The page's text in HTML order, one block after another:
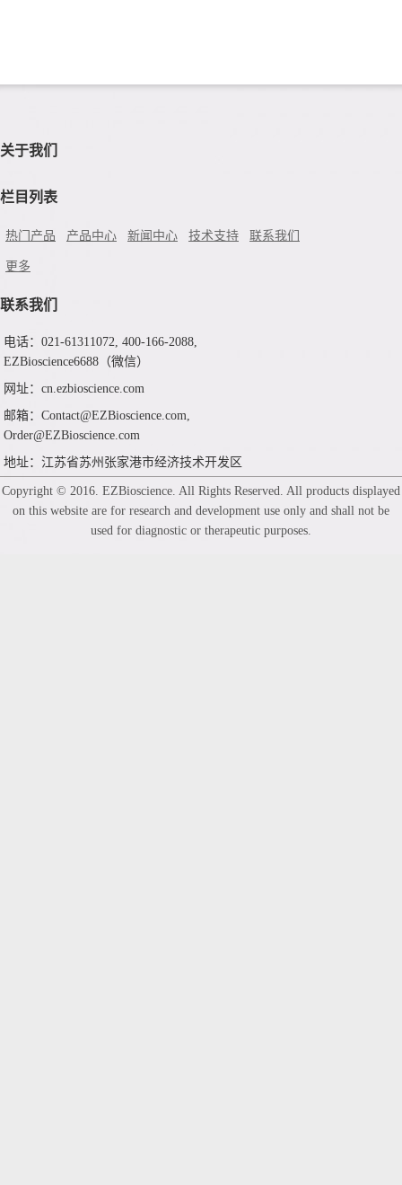
关于我们
栏目列表
热门产品 产品中心 新闻中心 技术支持 联系我们
更多
联系我们
电话：021-61311072, 400-166-2088,
EZBioscience6688（微信）
网址：cn.ezbioscience.com
邮箱：Contact@EZBioscience.com,
Order@EZBioscience.com
地址：江苏省苏州张家港市经济技术开发区
Copyright © 2016. EZBioscience. All Rights Reserved. All products displayed
on this website are for research and development use only and shall not be
used for diagnostic or therapeutic purposes.